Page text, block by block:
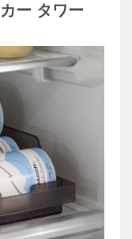
ー タワー